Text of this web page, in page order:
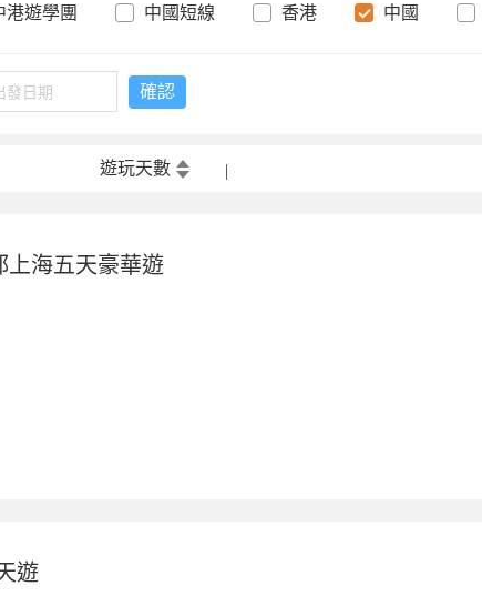
港遊學團 中國短線 香港 中國
確認
遊玩天數
上海五天豪華遊
遊